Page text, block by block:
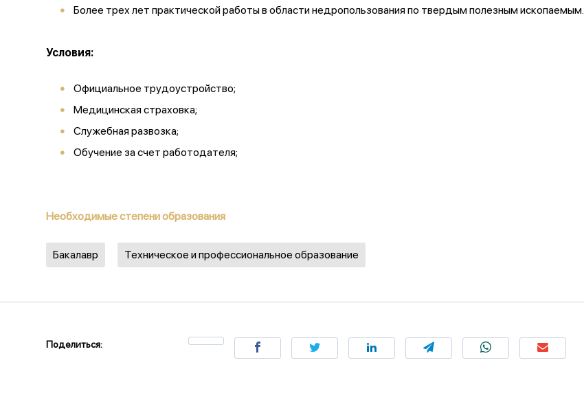
Более трех лет практической работы в области недропользования по твердым полезным ископаемым.
Условия:
Официальное трудоустройство;
Медицинская страховка;
Служебная развозка;
Обучение за счет работодателя;
Необходимые степени образования
Бакалавр Техническое и профессиональное образование
Поделиться: